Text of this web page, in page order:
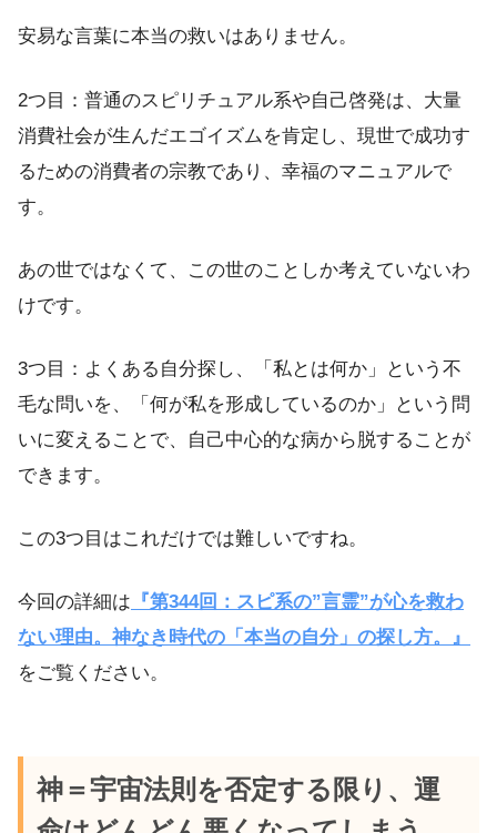
安易な言葉に本当の救いはありません。
2つ目：普通のスピリチュアル系や自己啓発は、大量
消費社会が生んだエゴイズムを肯定し、現世で成功す
るための消費者の宗教であり、幸福のマニュアルで
す。
あの世ではなくて、この世のことしか考えていないわ
けです。
3つ目：よくある自分探し、「私とは何か」という不
毛な問いを、「何が私を形成しているのか」という問
いに変えることで、自己中心的な病から脱することが
できます。
この3つ目はこれだけでは難しいですね。
今回の詳細は 『第344回：スピ系の”言霊”が心を救わ
ない理由。神なき時代の「本当の自分」の探し方。』
をご覧ください。
神＝宇宙法則を否定する限り、運